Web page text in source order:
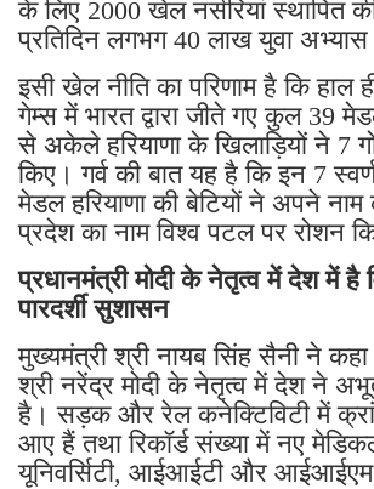
के लिए 2000 खेल नर्सरियां स्थापित
प्रतिदिन लगभग 40 लाख युवा
इसी खेल नीति का परिणाम है कि हाल
गेम्स में भारत द्वारा जीते गए कुल 39
से अकेले हरियाणा के खिलाड़ियों ने 7
किए। गर्व की बात यह है कि इन 7
मेडल हरियाणा की बेटियों ने अपने
प्रदेश का नाम विश्व पटल पर रोशन
प्रधानमंत्री मोदी के नेतृत्व में देश में
पारदर्शी सुशासन
मुख्यमंत्री श्री नायब सिंह सैनी ने कहा
श्री नरेंद्र मोदी के नेतृत्व में देश ने
है। सड़क और रेल कनेक्टिविटी में
आए हैं तथा रिकॉर्ड संख्या में नए
यूनिवर्सिटी, आईआईटी और